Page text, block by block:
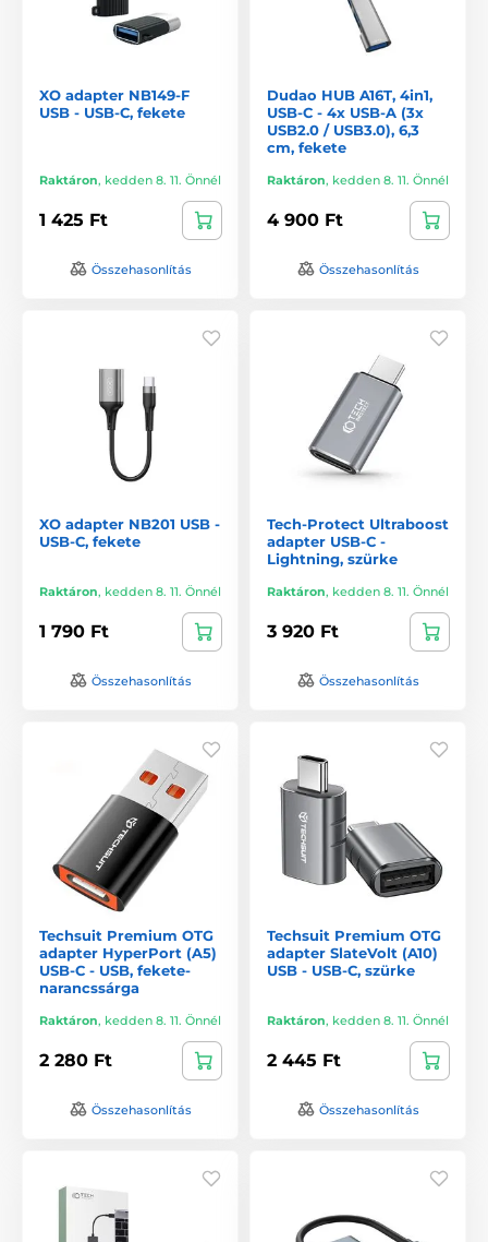
XO adapter NB149-F
USB - USB-C, fekete
Raktáron, kedden 8. 11. Önnél
1 425 Ft
Összehasonlítás
Dudao HUB A16T, 4in1,
USB-C - 4x USB-A (3x
USB2.0 / USB3.0), 6,3
cm, fekete
Raktáron, kedden 8. 11. Önnél
4 900 Ft
Összehasonlítás
XO adapter NB201 USB -
USB-C, fekete
Raktáron, kedden 8. 11. Önnél
1 790 Ft
Összehasonlítás
Tech-Protect Ultraboost
adapter USB-C -
Lightning, szürke
Raktáron, kedden 8. 11. Önnél
3 920 Ft
Összehasonlítás
Techsuit Premium OTG
adapter HyperPort (A5)
USB-C - USB, fekete-
narancssárga
Raktáron, kedden 8. 11. Önnél
2 280 Ft
Összehasonlítás
Techsuit Premium OTG
adapter SlateVolt (A10)
USB - USB-C, szürke
Raktáron, kedden 8. 11. Önnél
2 445 Ft
Összehasonlítás